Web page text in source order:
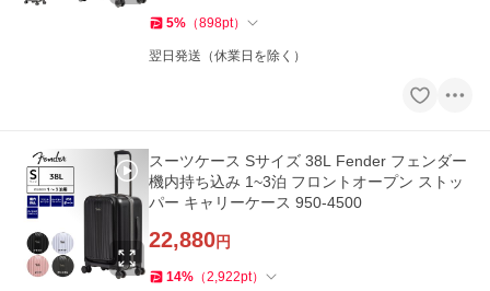
5% （898pt）
翌日発送（休業日を除く）
スーツケース Sサイズ 38L Fender フェンダー
機内持ち込み 1~3泊 フロントオープン ストッ
パー キャリーケース 950-4500
22,880円
14% （2,922pt）